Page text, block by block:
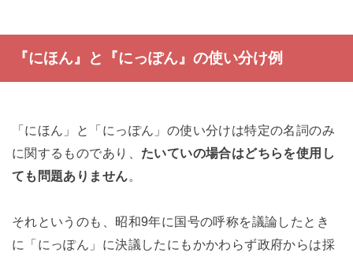
『にほん』と『にっぽん』の使い分け例
「にほん」と「にっぽん」の使い分けは特定の名詞のみ
に関するものであり、 たいていの場合はどちらを使用し
ても問題ありません。
それというのも、昭和9年に国号の呼称を議論したとき
に「にっぽん」に決議したにもかかわらず政府からは採